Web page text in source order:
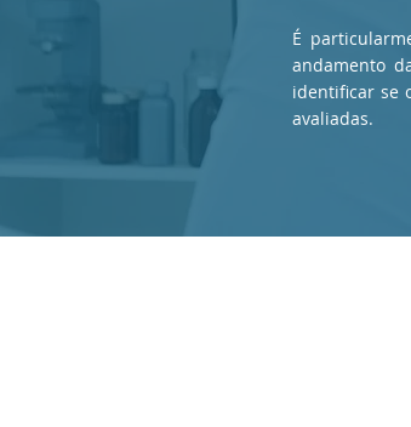
É
andamento
identificar se
avaliadas.